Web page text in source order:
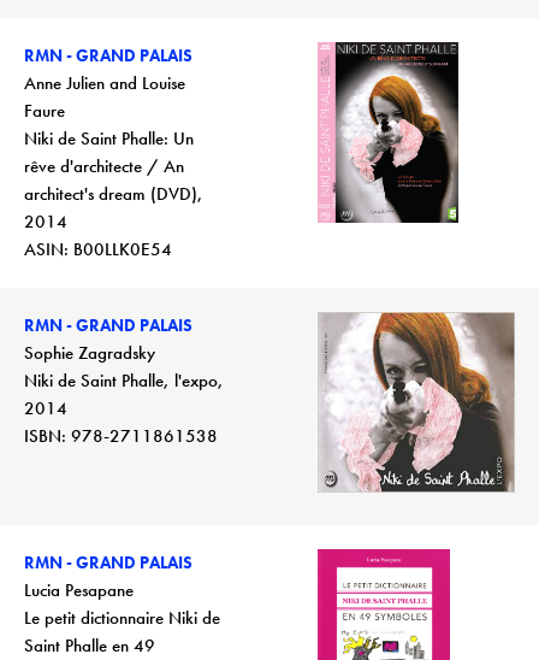
RMN - GRAND PALAIS
Anne Julien and Louise
Faure
Niki de Saint Phalle: Un
rêve d'architecte / An
architect's dream (DVD),
2014
ASIN: B00LLK0E54
RMN - GRAND PALAIS
Sophie Zagradsky
Niki de Saint Phalle, l'expo,
2014
ISBN: 978-2711861538
RMN - GRAND PALAIS
Lucia Pesapane
Le petit dictionnaire Niki de
Saint Phalle en 49